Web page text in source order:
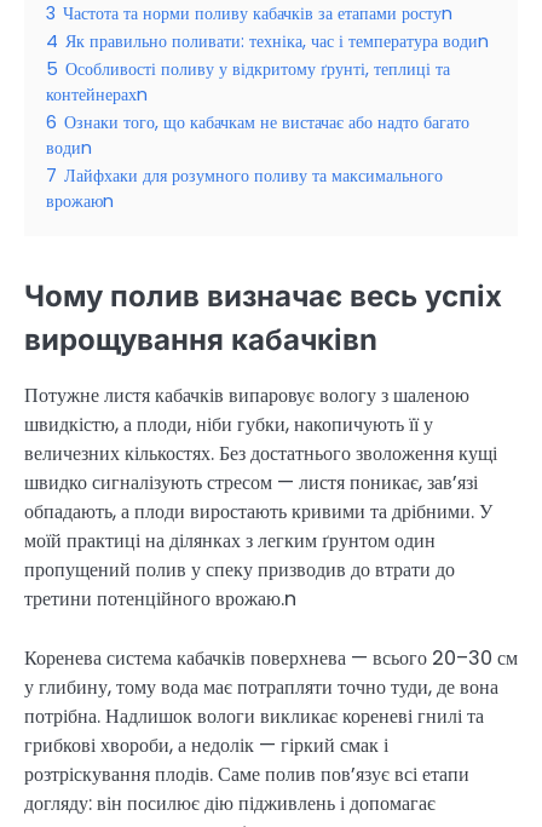
3 Частота та норми поливу кабачків за етапами ростуn
4 Як правильно поливати: техніка, час і температура водиn
5 Особливості поливу у відкритому ґрунті, теплиці та
контейнерахn
6 Ознаки того, що кабачкам не вистачає або надто багато
водиn
7 Лайфхаки для розумного поливу та максимального
врожаюn
Чому полив визначає весь успіх
вирощування кабачківn
Потужне листя кабачків випаровує вологу з шаленою
швидкістю, а плоди, ніби губки, накопичують її у
величезних кількостях. Без достатнього зволоження кущі
швидко сигналізують стресом — листя поникає, зав’язі
обпадають, а плоди виростають кривими та дрібними. У
моїй практиці на ділянках з легким ґрунтом один
пропущений полив у спеку призводив до втрати до
третини потенційного врожаю.n
Коренева система кабачків поверхнева — всього 20–30 см
у глибину, тому вода має потрапляти точно туди, де вона
потрібна. Надлишок вологи викликає кореневі гнилі та
грибкові хвороби, а недолік — гіркий смак і
розтріскування плодів. Саме полив пов’язує всі етапи
догляду: він посилює дію підживлень і допомагає